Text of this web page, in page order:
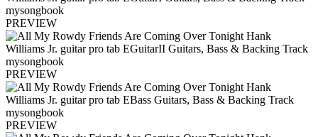
PREVIEW
PREVIEW
PREVIEW